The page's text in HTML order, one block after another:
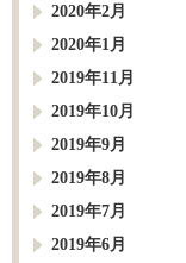
2020年2月
2020年1月
2019年11月
2019年10月
2019年9月
2019年8月
2019年7月
2019年6月